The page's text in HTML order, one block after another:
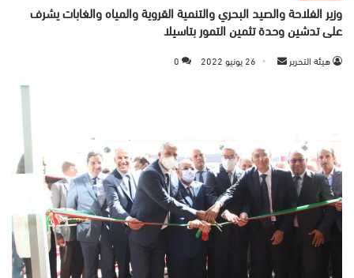
وزير الفلاحة والصيد البحري والتنمية القروية والمياه والغابات يشرف
على تدشين وحدة تثمين التمور بتاسيلا
هيئة التحرير
ر
ي
ا
إ
ل
ك
26 يونيو 2022 0